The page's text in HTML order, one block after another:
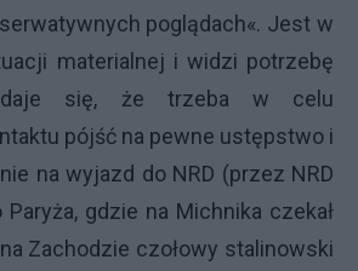
poglądach«. Jest w
materialnej i widzi potrzebę
się, że trzeba w celu
pójść na pewne ustępstwo i
na wyjazd do NRD (przez NRD
Paryża, gdzie na Michnika czekał
Zachodzie czołowy stalinowski